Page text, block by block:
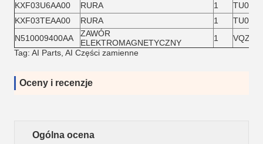
KXF03U6AA00
RURA 1
KXF03TEAA00
RURA 1
N510009400AA
ZAWÓR
ELEKTROMAGNETYCZNY
1
Tag: AI Parts, AI Części zamienne
Oceny i recenzje
Ogólna ocena